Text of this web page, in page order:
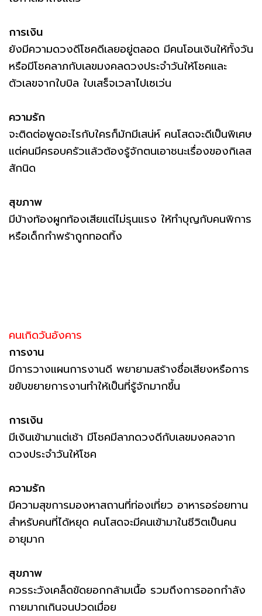
การเงิน
ยังมีความดวงดีโชคดีเลยอยู่ตลอด มีคนโอนเงินให้ทั้งวัน
หรือมีโชคลาภกับเลขมงคลดวงประจำวันให้โชคและ
ตัวเลขจากใบบิล ใบเสร็จเวลาไปเซเว่น
ความรัก
จะติดต่อพูดอะไรกับใครก็มักมีเสน่ห์ คนโสดจะดีเป็นพิเศษ
แต่คนมีครอบครัวแล้วต้องรู้จักตนเอาชนะเรื่องของกิเลส
สักนิด
สุขภาพ
มีบ้างท้องผูกท้องเสียแต่ไม่รุนแรง ให้ทำบุญกับคนพิการ
หรือเด็กกำพร้าถูกทอดทิ้ง
คนเกิดวันอังคาร
การงาน
มีการวางแผนการงานดี พยายามสร้างชื่อเสียงหรือการ
ขยับขยายการงานทำให้เป็นที่รู้จักมากขึ้น
การเงิน
มีเงินเข้ามาแต่เช้า มีโชคมีลาภดวงดีกับเลขมงคลจาก
ดวงประจำวันให้โชค
ความรัก
มีความสุขการมองหาสถานที่ท่องเที่ยว อาหารอร่อยทาน
สำหรับคนที่ได้หยุด คนโสดจะมีคนเข้ามาในชีวิตเป็นคน
อายุมาก
สุขภาพ
ควรระวังเคล็ดขัดยอกกล้ามเนื้อ รวมถึงการออกกำลัง
กายมากเกินจนปวดเมื่อย